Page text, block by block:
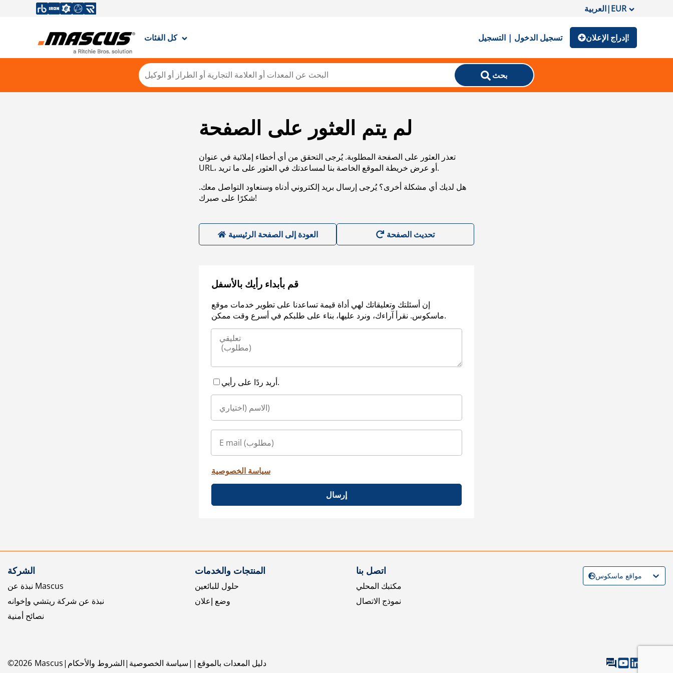
العربية|EUR
كل الفئات تسجيل الدخول | التسجيل إدراج الإعلان!
بحث
لم يتم العثور على الصفحة
تعذر العثور على الصفحة المطلوبة. يُرجى التحقق من أي أخطاء إملائية في عنوان
URL، أو عرض خريطة الموقع الخاصة بنا لمساعدتك في العثور على ما تريد.
هل لديك أي مشكلة أخرى؟ يُرجى إرسال بريد إلكتروني أدناه وسنعاود التواصل معك.
شكرًا على صبرك!
العودة إلى الصفحة الرئيسية
قم بأبداء رأيك بالأسفل
إن أسئلتك وتعليقاتك لهي أداة قيمة تساعدنا على تطوير خدمات موقع
ماسكوس. نقرأ آراءك، ونرد عليها، بناء على طلبكم في أسرع وقت ممكن.
أريد ردًا على رأيي.
سياسة الخصوصية
إرسال
الشركة
نبذة عن Mascus
نبذة عن شركة ريتشي وإخوانه
نصائح أمنية
المنتجات والخدمات
حلول للبائعين
وضع إعلان
اتصل بنا
مكتبك المحلي
نموذج الاتصال
©2026 Mascus الشروط والأحكام سياسة الخصوصية دليل المعدات بالموقع
مواقع ماسكوس